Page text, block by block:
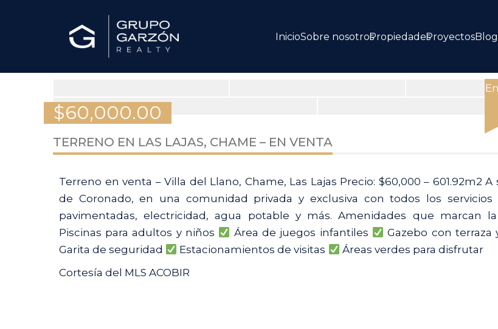
InicioSobre nosotrosPropiedadesProyectosBlog
$60,000.00
TERRENO EN LAS LAJAS, CHAME – EN VENTA
Terreno en venta – Villa del Llano, Chame, Las Lajas Precio: $60,000 – 601.92m2
de Coronado, en una comunidad privada y exclusiva con todos los servicios
pavimentadas, electricidad, agua potable y más. Amenidades que marcan
Piscinas para adultos y niños
Área de juegos infantiles
Gazebo con terraza
Garita de seguridad
Estacionamientos de visitas
Áreas verdes para disfrutar
Cortesía del MLS ACOBIR